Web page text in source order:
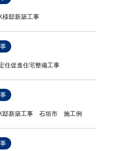
邸新築工事
住促進住宅整備工事
邸新築工事 石垣市 施工例